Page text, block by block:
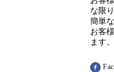
な限
簡単
お客
ます。